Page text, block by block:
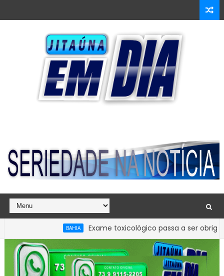
Exame toxicológico passa a ser obrigatório
quadro de pessoal da Câmara de Ibirataia